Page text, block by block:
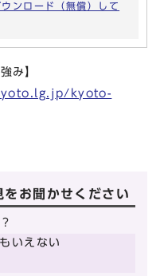
ンロード（無償）して
み】
kyoto-
お聞かせください
いえない